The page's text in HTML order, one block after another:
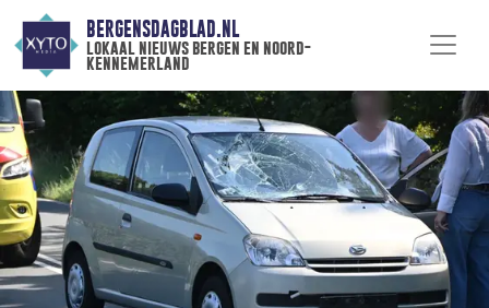
BERGENSDAGBLAD.NL
lokaal nieuws bergen en noord-
kennemerland